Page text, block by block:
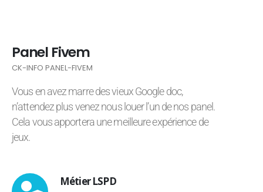
Panel Fivem
CK-INFO PANEL-FIVEM
Vous en avez marre des vieux Google doc,
n’attendez plus venez nous louer l’un de nos panel.
Cela vous apportera une meilleure expérience de
jeux.
Métier LSPD